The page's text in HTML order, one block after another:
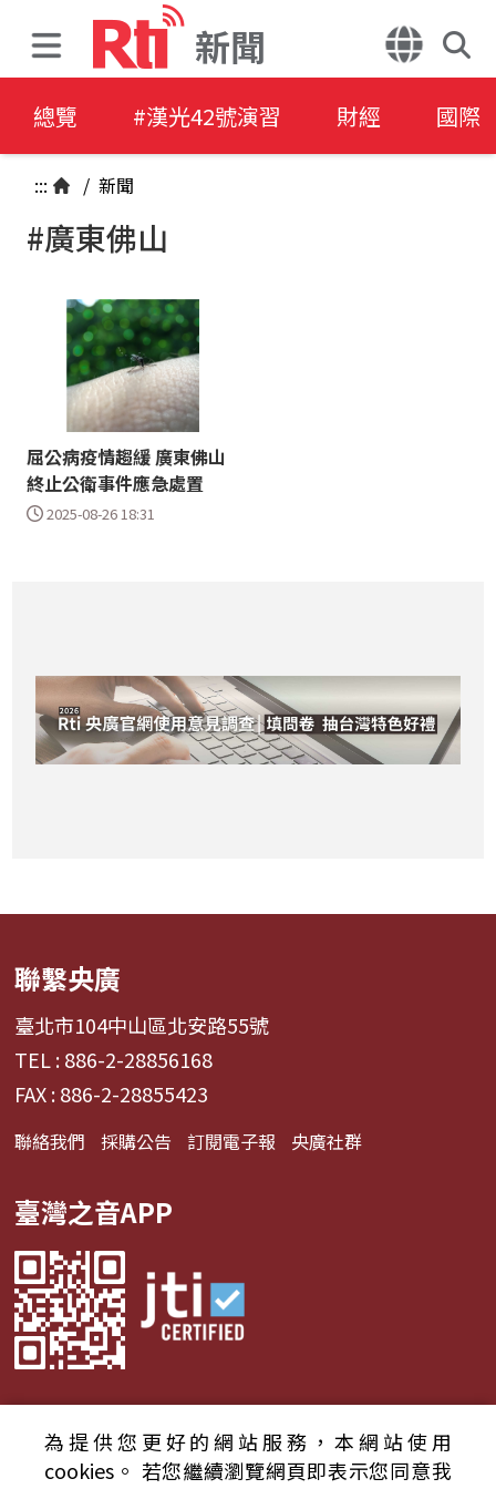
新聞
總覽 #漢光42號演習 財經 國際
::: / 新聞
#廣東佛山
屈公病疫情趨緩 廣東佛山
終止公衛事件應急處置
2025-08-26 18:31
聯繫央廣
臺北市104中山區北安路55號
TEL : 886-2-28856168
FAX : 886-2-28855423
聯絡我們 採購公告 訂閱電子報 央廣社群
臺灣之音APP
© 2024財團法人中央廣播電臺 版權所有
為提供您更好的網站服務，本網站使用
cookies。 若您繼續瀏覽網頁即表示您同意我